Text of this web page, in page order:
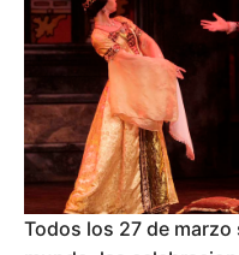
Todos los 27 de